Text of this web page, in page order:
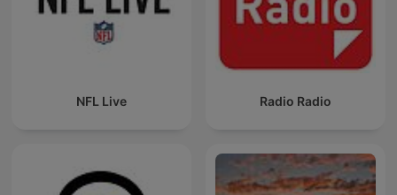
NFL Live Radio Radio